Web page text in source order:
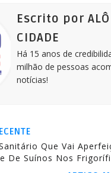
m
Escrito por ALÔ
CIDADE
Há 15 anos de
milhão de pessoas
notícias!
Que Vai
De Suínos Nos